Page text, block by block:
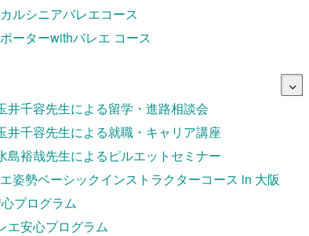
ルシニアバレエコース
ーターwithバレエ コース
ース】ライフ&ワーク
井千容先生による留学・進路相談会
井千容先生による就職・キャリア講座
島裕哉先生によるピルエットセミナー
姿勢ベーシックインストラクターコース in 大阪
プログラム
エ安心プログラム